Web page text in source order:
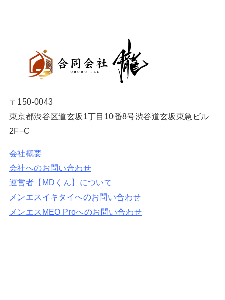
〒150-0043
東京都渋谷区道玄坂1丁目10番8号渋谷道玄坂東急ビル
2F−C
会社概要
会社へのお問い合わせ
運営者【MDくん】について
メンエスイキタイへのお問い合わせ
メンエスMEO Proへのお問い合わせ